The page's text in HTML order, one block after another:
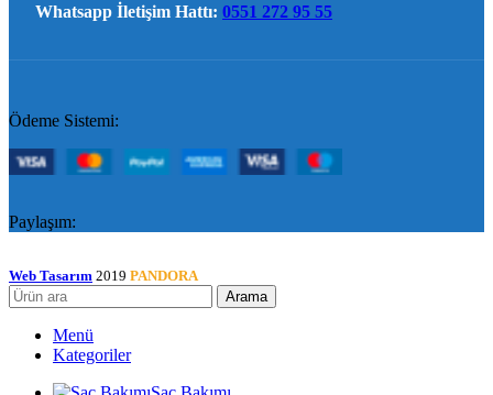
Whatsapp İletişim Hattı: 0551 272 95 55
Ödeme Sistemi:
Paylaşım:
Web Tasarım 2019 PANDORA
Arama
Menü
Kategoriler